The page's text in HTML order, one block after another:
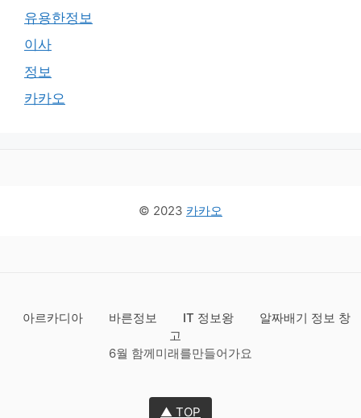
유용한정보
이사
정보
카카오
© 2023 카카오
아르카디아 바른정보 IT 정보왕
알짜배기 정보 창
고
6월 함께미래를만들어가요
▲ TOP